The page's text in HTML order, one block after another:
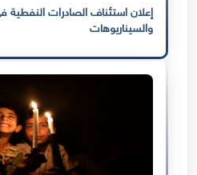
إعلان استئناف الصادرات النفطية
والسيناريوهات